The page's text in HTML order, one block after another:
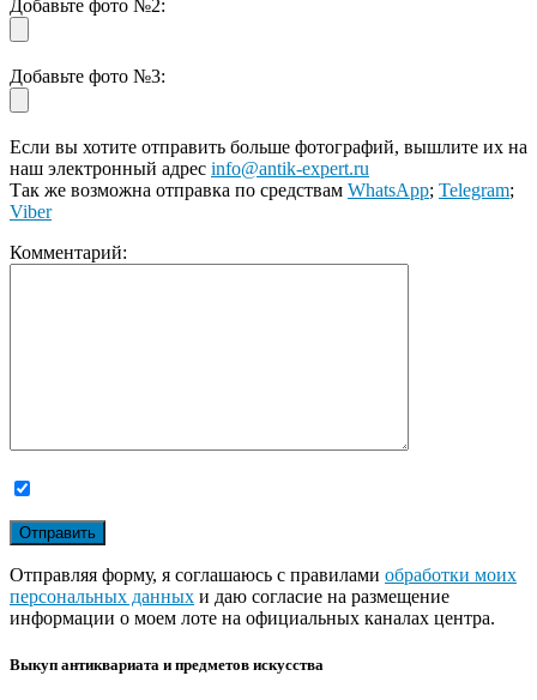
Добавьте фото №2:
Добавьте фото №3:
Если вы хотите отправить больше фотографий, вышлите их на
наш электронный адрес info@antik-expert.ru
Так же возможна отправка по средствам WhatsApp; Telegram;
Viber
Комментарий:
Отправляя форму, я соглашаюсь с правилами обработки моих
персональных данных и даю согласие на размещение
информации о моем лоте на официальных каналах центра.
Выкуп антиквариата и предметов искусства